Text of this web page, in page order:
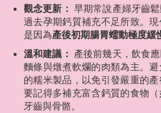
觀念更新： 早期常說產婦牙齒
過去孕期鈣質補充不足所致。
是因為產後初期腸胃蠕動極度緩
溫和建議： 產後前幾天，飲食
麵條與燉煮軟爛的肉類為主。
的糯米製品，以免引發嚴重的
要記得多補充富含鈣質的食物
牙齒與骨骼。